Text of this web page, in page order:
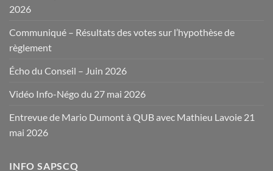
2026
Communiqué – Résultats des votes sur l’hypothèse de
règlement
Écho du Conseil – Juin 2026
Vidéo Info-Négo du 27 mai 2026
Entrevue de Mario Dumont à QUB avec Mathieu Lavoie 21
mai 2026
INFO SAPSCQ